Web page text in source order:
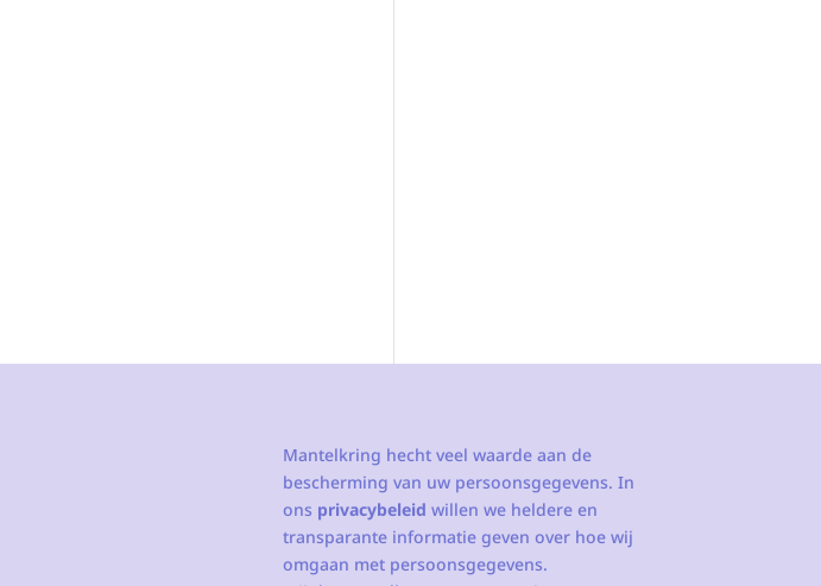
Mantelkring hecht veel waarde aan de
bescherming van uw persoonsgegevens. In
ons privacybeleid willen we heldere en
transparante informatie geven over hoe wij
omgaan met persoonsgegevens.